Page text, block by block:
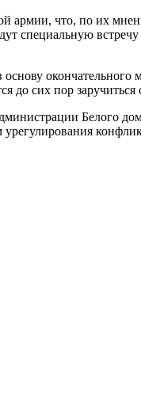
армии, что, по их
встречу
окончательного
сих пор заручиться
Белого